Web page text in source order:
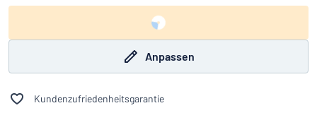
Anpassen
Kundenzufriedenheitsgarantie